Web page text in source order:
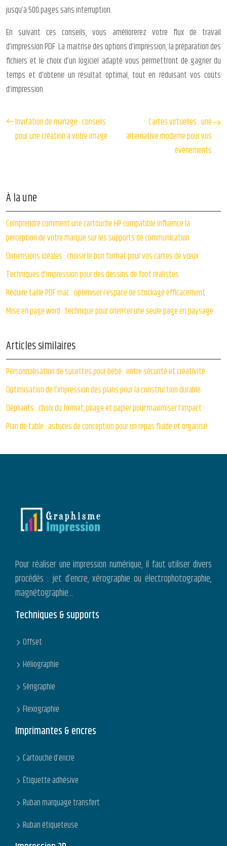
jusqu’à 500 pages sans interruption.
En suivant ces conseils, vous améliorerez votre flux de travail
d’impression PDF. La maitrise des options d’impression, la préparation des
fichiers et le choix d’un logiciel adapté vous permettront de gagner du
temps et d’obtenir un résultat optimal, tout en réduisant vos coûts
d’impression.
Invitation de mariage : conseils
pour une création à votre image
Cartes virtuelles : une
alternative moderne pour vos
événements
À la une
Comprendre comment une cartouche HP compatible influence la
perception de votre marque sur les supports de communication
Dimensions idéales : choisir le bon format pour vos cartes de vœux
Techniques d’impression pour des dessins de foot réalistes
Réduire taille PDF mac : optimiser l’espace de stockage efficacement
Mise en page word : technique pour orienter une seule page en paysage
Articles similaires
Personnalisation de sucettes pour bébé : entre sécurité et créativité
Optimisation de l’impression des plans pour la construction durable
Dépliants : choix du format, pliage et papier pour maximiser l’impact
Plan de table : astuces de conception pour un repas fluide et organisé
Pour réaliser une impression numérique, il faut utiliser divers
procédés : jet d’encre, xérographie ou électrophotographie,
magnétographie…
Techniques & supports
Offset
Héliographie
Sérigraphie
Flexographie
Imprimantes & encres
Cartouche d’encre
Étiquette adhésive
Ruban marquage transfert
Ruban étiqueteuse